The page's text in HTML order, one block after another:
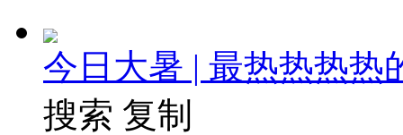
今日大暑 | 最热热热热
搜索 复制